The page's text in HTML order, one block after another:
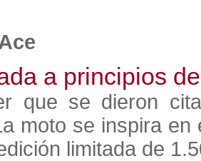
a principios
que se dieron
moto se inspira
limitada de